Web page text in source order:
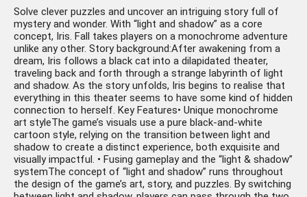
Solve clever puzzles and uncover an intriguing story full of
mystery and wonder. With “light and shadow” as a core
concept, Iris. Fall takes players on a monochrome adventure
unlike any other. Story background:After awakening from a
dream, Iris follows a black cat into a dilapidated theater,
traveling back and forth through a strange labyrinth of light
and shadow. As the story unfolds, Iris begins to realise that
everything in this theater seems to have some kind of hidden
connection to herself. Key Features• Unique monochrome
art styleThe game’s visuals use a pure black-and-white
cartoon style, relying on the transition between light and
shadow to create a distinct experience, both exquisite and
visually impactful. • Fusing gameplay and the “light & shadow”
systemThe concept of “light and shadow” runs throughout
the design of the game’s art, story, and puzzles. By switching